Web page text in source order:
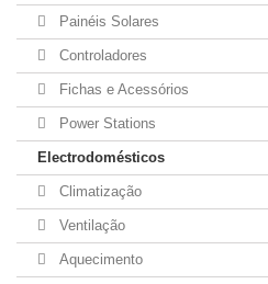
Painéis Solares
Controladores
Fichas e Acessórios
Power Stations
Electrodomésticos
Climatização
Ventilação
Aquecimento